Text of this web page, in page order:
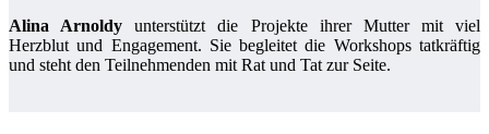
Alina Arnoldy unterstützt die Projekte ihrer Mutter mit viel
Herzblut und Engagement. Sie begleitet die Workshops tatkräftig
und steht den Teilnehmenden mit Rat und Tat zur Seite.